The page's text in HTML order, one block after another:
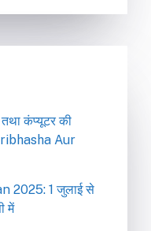
कंप्यूटर की
Aur
2025: 1 जुलाई से
में